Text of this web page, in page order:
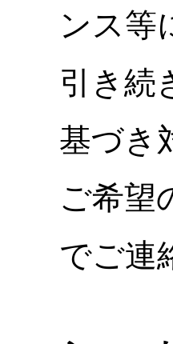
ンス等
引き続
基づき
ご希望
でご連